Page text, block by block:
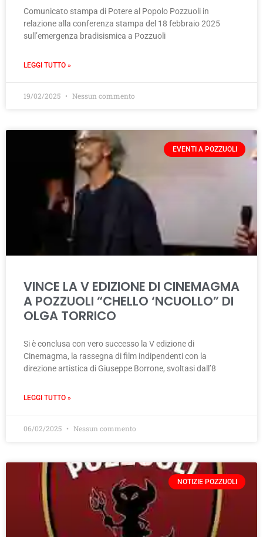
Comunicato stampa di Potere al Popolo Pozzuoli in
relazione alla conferenza stampa del 18 febbraio 2025
sull’emergenza bradisismica a Pozzuoli
LEGGI TUTTO »
19/02/2025 Nessun commento
EVENTI A POZZUOLI
VINCE LA V EDIZIONE DI CINEMAGMA
A POZZUOLI “CHELLO ‘NCUOLLO” DI
OLGA TORRICO
Si è conclusa con vero successo la V edizione di
Cinemagma, la rassegna di film indipendenti con la
direzione artistica di Giuseppe Borrone, svoltasi dall’8
LEGGI TUTTO »
06/02/2025 Nessun commento
NOTIZIE POZZUOLI